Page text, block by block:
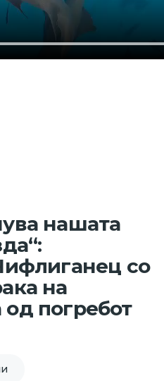
нашата
со
на
погребот